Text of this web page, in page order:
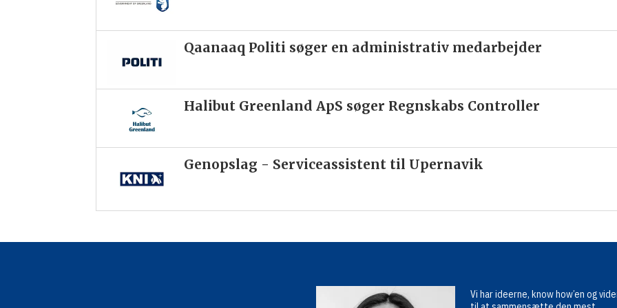
Qaanaaq Politi søger en administrativ medarbejder
Halibut Greenland ApS søger Regnskabs Controller
Genopslag - Serviceassistent til Upernavik
Vi har ideerne, know how’en og